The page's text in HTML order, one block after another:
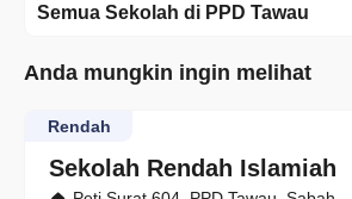
Semua Sekolah di PPD Tawau
Anda mungkin ingin melihat
Sekolah Rendah Islamiah
Rendah